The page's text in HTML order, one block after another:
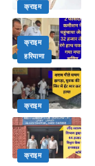
क्राइम
क्राइम
हरियाणा
क्राइम
क्राइम